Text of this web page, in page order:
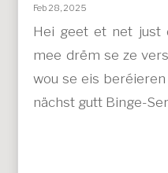
Feb 28, 2025
Hei geet et net just
mee drëm se ze
wou se eis
nächst gutt Binge-